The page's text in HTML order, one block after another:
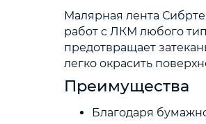
Малярная лента
работ с ЛКМ любого
предотвращает
легко окрасить
Преимущества
Благодаря